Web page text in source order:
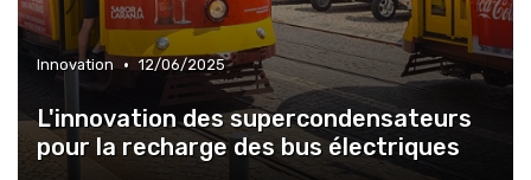
Innovation • 12/06/2025
L'innovation des supercondensateurs
pour la recharge des bus électriques